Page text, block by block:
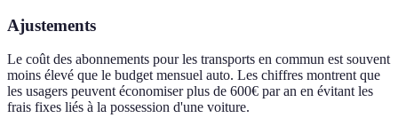
Ajustements
Le coût des abonnements pour les transports en commun est souvent
moins élevé que le budget mensuel auto. Les chiffres montrent que
les usagers peuvent économiser plus de 600€ par an en évitant les
frais fixes liés à la possession d'une voiture.